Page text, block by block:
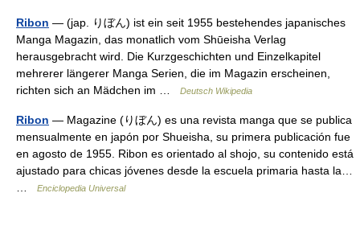
Ribon — (jap. りぼん) ist ein seit 1955 bestehendes japanisches
Manga Magazin, das monatlich vom Shūeisha Verlag
herausgebracht wird. Die Kurzgeschichten und Einzelkapitel
mehrerer längerer Manga Serien, die im Magazin erscheinen,
richten sich an Mädchen im …
Deutsch Wikipedia
Ribon — Magazine (りぼん) es una revista manga que se publica
mensualmente en japón por Shueisha, su primera publicación fue
en agosto de 1955. Ribon es orientado al shojo, su contenido está
ajustado para chicas jóvenes desde la escuela primaria hasta la…
Enciclopedia Universal